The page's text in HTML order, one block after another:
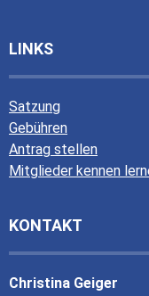
LINKS
Satzung
Gebühren
Antrag stellen
Mitglieder kennen
KONTAKT
Christina Geiger